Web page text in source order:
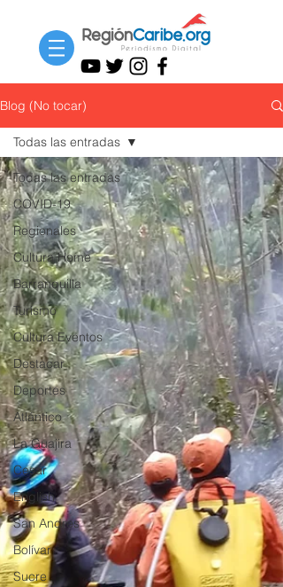
Blog (No tocar)
Todas las entradas
COVID-19
Regionales
Cultura Home
Barranquilla
Turismo
Cultura Eventos
Destacar
Deportes
Atlántico
La Guajira
Cesar
English
San Andres
Bolívar
Sucre
Todas las entradas